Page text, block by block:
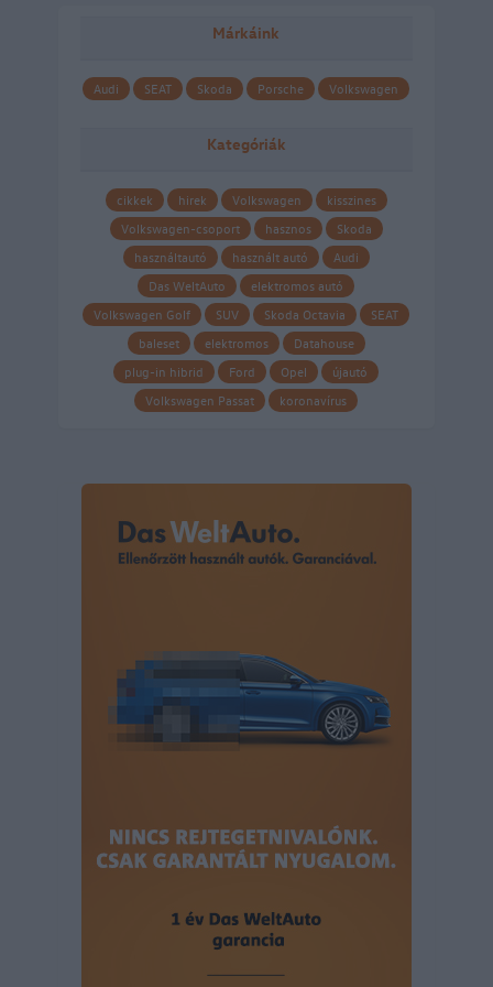
Márkáink
Audi SEAT Skoda Porsche Volkswagen
Kategóriák
cikkek hirek Volkswagen
kisszines
Volkswagen-csoport
hasznos
Skoda
használtautó
használt autó
Audi
Das WeltAuto
elektromos autó
Volkswagen Golf
SUV Skoda Octavia
SEAT
baleset
elektromos
Datahouse
plug-in hibrid
Ford Opel
újautó
Volkswagen Passat
koronavírus